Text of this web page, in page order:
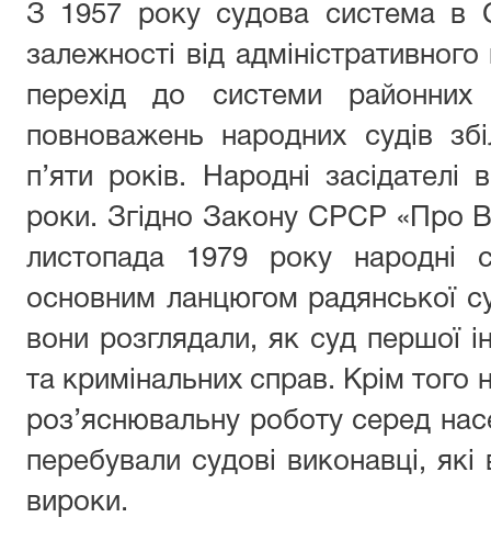
З 1957 року судова система в
залежності від
перехід до системи
повноважень народних судів
п’яти років. Народні
роки. Згідно Закону СРСР «Про
листопада 1979 року народні
основним ланцюгом радянської
вони розглядали, як суд першої
та кримінальних справ. Крім того
роз’яснювальну роботу серед
перебували судові виконавці,
вироки.